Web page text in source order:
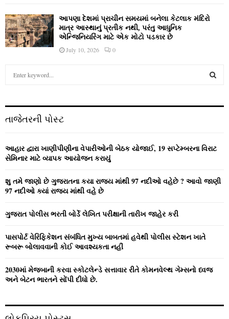
આપણા દેશમાં પ્રાચીન સમયમાં બનેલા કેટલાક મંદિરો
માત્ર આસ્થાનું પ્રતીક નથી, પરંતુ આધુનિક
એન્જિનિયરિંગ માટે એક મોટો પડકાર છે
July 10, 2026 0
h
o
r
C
તાજેતરની પોસ્ટ
આહાર દ્વારા ખાણીપીણીના વેપારીઓની બેઠક યોજાઈ, 19 સપ્ટેમ્બરના વિરાટ
સેમિનાર માટે વ્યાપક આયોજન કરાયું
શુ તમે જાણો છે ગુજરાતના કયા રાજ્ય માંથી 97 નદીઓ વહેછે ? આવો જાણી
97 નદીઓ ક્યાં રાજ્ય માંથી વહે છે
ગુજરાત પોલીસ ભરતી બોર્ડે લેખિત પરીક્ષાની તારીખ જાહેર કરી
પાસપોર્ટ વેરિફિકેશન સંબંધિત મુખ્ય બાબતમાં હવેથી પોલીસ સ્ટેશન ખાતે
રૂબરૂ બોલાવવાની કોઈ આવશ્યકતા નહીં
2030માં મેજબાની કરવા સ્કોટલેન્ડે સત્તાવાર રીતે કોમનવેલ્થ ગેમ્સનો ધ્વજ
અને બેટન ભારતને સોંપી દીધો છે.